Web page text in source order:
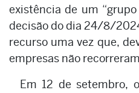
existência de um
decisão do dia 24/8/
recurso uma vez que,
empresas não
Em 12 de setembro,